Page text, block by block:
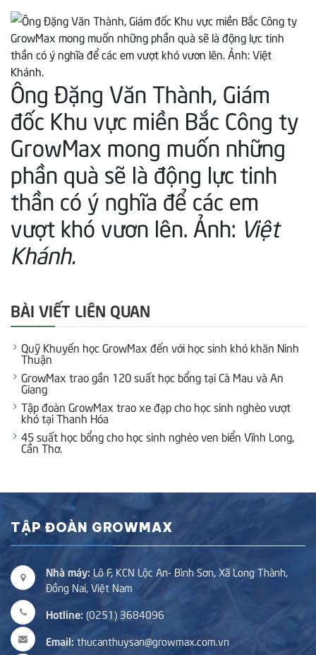
Ông Đặng Văn Thành, Giám
đốc Khu vực miền Bắc Công ty
GrowMax mong muốn những
phần quà sẽ là động lực tinh
thần có ý nghĩa để các em
vượt khó vươn lên. Ảnh: Việt
Khánh.
BÀI VIẾT LIÊN QUAN
Quỹ Khuyến học GrowMax đến với học sinh khó khăn Ninh
Thuận
GrowMax trao gần 120 suất học bổng tại Cà Mau và An
Giang
Tập đoàn GrowMax trao xe đạp cho học sinh nghèo vượt
khó tại Thanh Hóa
45 suất học bổng cho học sinh nghèo ven biển Vĩnh Long,
Cần Thơ.
TẬP ĐOÀN GROWMAX
Nhà máy: Lô F, KCN Lộc An- Bình Sơn, Xã Long Thành,
Đồng Nai, Việt Nam
Hotline: (0251) 3684096
Email: thucanthuysan@growmax.com.vn